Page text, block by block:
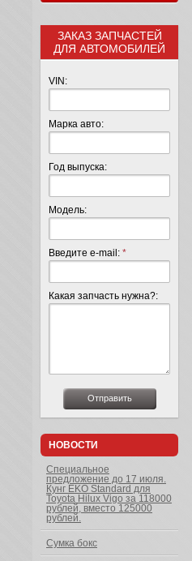
ЗАКАЗ ЗАПЧАСТЕЙ
ДЛЯ АВТОМОБИЛЕЙ
VIN:
Марка авто:
Год выпуска:
Модель:
Введите e-mail: *
Какая запчасть нужна?:
НОВОСТИ
Специальное
предложение до 17 июля.
Кунг EKO Standard для
Toyota Hilux Vigo за 118000
рублей, вместо 125000
рублей.
Сумка бокс